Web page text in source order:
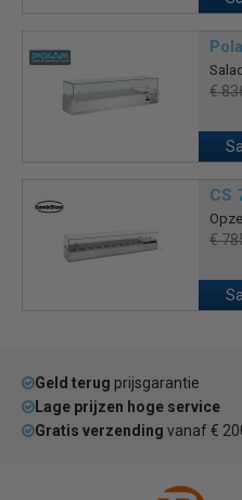
€
CS
€
Geld terug prijsgarantie
Lage prijzen hoge service
Gratis verzending vanaf €